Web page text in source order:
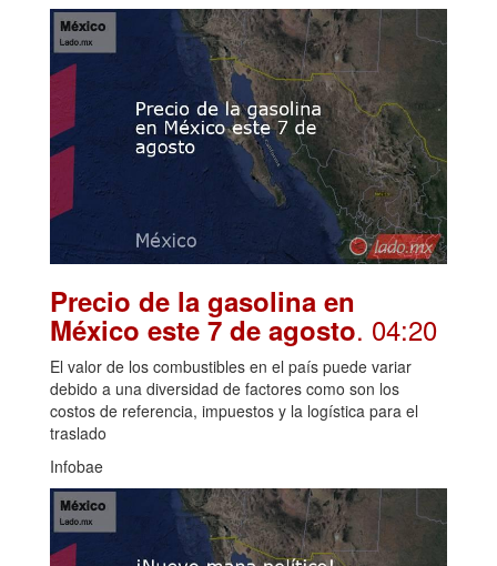
Precio de la gasolina en
México este 7 de agosto. 04:20
El valor de los combustibles en el país puede variar
debido a una diversidad de factores como son los
costos de referencia, impuestos y la logística para el
traslado
Infobae